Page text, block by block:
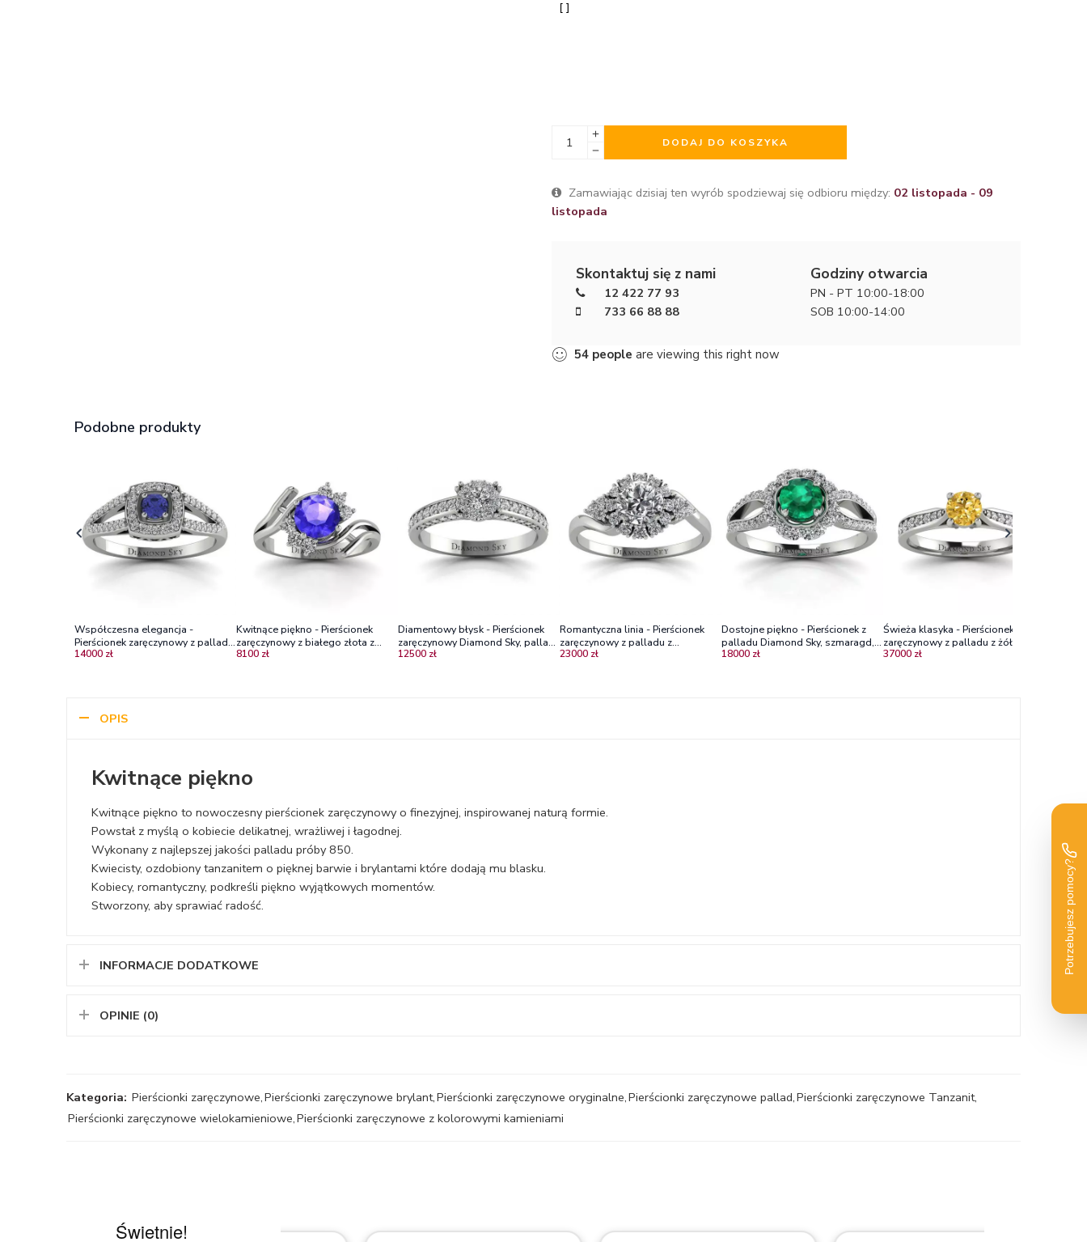
DODAJ DO KOSZYKA
Zamawiając dzisiaj ten wyrób spodziewaj się odbioru między: 02 listopada - 09
listopada
Skontaktuj się z nami
12 422 77 93
733 66 88 88
Godziny otwarcia
PN - PT 10:00-18:00
SOB 10:00-14:00
54 people are viewing this right now
Podobne produkty
Współczesna elegancja -
Pierścionek zaręczynowy z palladu
z tanzanitem i brylantami
14000 zł
Kwitnące piękno - Pierścionek
zaręczynowy z białego złota z
tanzanitem i diamentami
8100 zł
Diamentowy błysk - Pierścionek
zaręczynowy Diamond Sky, pallad,
brylanty
12500 zł
Romantyczna linia - Pierścionek
zaręczynowy z palladu z
diamentami
23000 zł
Dostojne piękno - Pierścionek z
palladu Diamond Sky, szmaragd,
diamenty
18000 zł
Świeża klasyka - Pierścionek
zaręczynowy z palladu z żółtym
diamentem i brylantami
37000 zł
OPIS
Kwitnące piękno
Kwitnące piękno to nowoczesny pierścionek zaręczynowy o finezyjnej, inspirowanej naturą formie.
Powstał z myślą o kobiecie delikatnej, wrażliwej i łagodnej.
Wykonany z najlepszej jakości palladu próby 850.
Kwiecisty, ozdobiony tanzanitem o pięknej barwie i brylantami które dodają mu blasku.
Kobiecy, romantyczny, podkreśli piękno wyjątkowych momentów.
Stworzony, aby sprawiać radość.
INFORMACJE DODATKOWE
OPINIE (0)
Kategoria: Pierścionki zaręczynowe,Pierścionki zaręczynowe brylant,Pierścionki zaręczynowe oryginalne,Pierścionki zaręczynowe pallad,Pierścionki zaręczynowe Tanzanit,
Pierścionki zaręczynowe wielokamieniowe,Pierścionki zaręczynowe z kolorowymi kamieniami
Świetnie!